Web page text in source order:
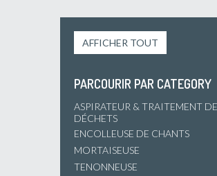
AFFICHER TOUT
PARCOURIR PAR CATEGORY
ASPIRATEUR & TRAITEMENT
DÉCHETS
ENCOLLEUSE DE CHANTS
MORTAISEUSE
TENONNEUSE